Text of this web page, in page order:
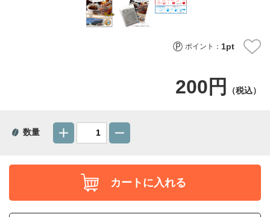
ポイント： 1pt
200円 （税込）
数量
カートに入れる